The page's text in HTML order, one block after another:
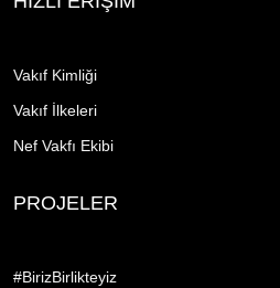
Vakıf Kimliği
Vakıf İlkeleri
Nef Vakfı Ekibi
PROJELER
#BirizBirlikteyiz